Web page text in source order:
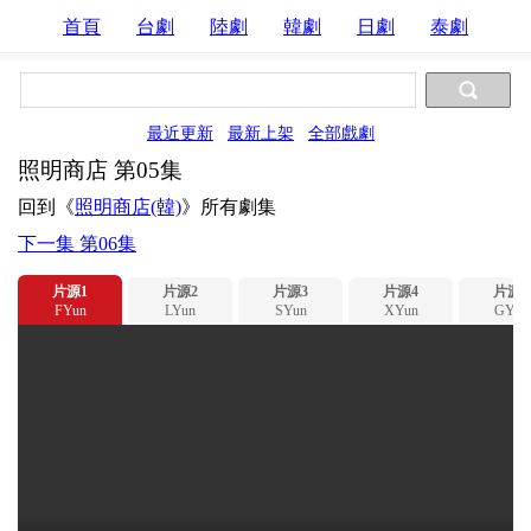
首頁 台劇 陸劇 韓劇 日劇 泰劇
最近更新 最新上架 全部戲劇
照明商店 第05集
回到《照明商店(韓)》所有劇集
下一集 第06集
片源1
FYun
片源2
LYun
片源3
SYun
片源4
XYun
片源5
GYun